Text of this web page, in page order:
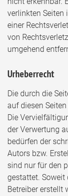
verlinkten Seiten
einer
von
umgehend
Urheberrecht
Die durch die
auf diesen
Die
der Verwertung
bedürfen der
Autors bzw.
sind nur für den
gestattet. Soweit
Betreiber erstellt